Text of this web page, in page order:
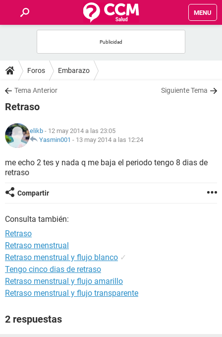
MENU
FOROS
SALUD
NUTRICIÓN
BIENESTAR
SEXUALIDAD
GLOSARIO
Foros Embarazo
Tema Anterior Siguiente Tema
Retraso
elikb - 12 may 2014 a las 23:05
Yasmin001 - 13 may 2014 a las 12:24
me echo 2 tes y nada q me baja el periodo tengo 8 dias de
retraso
Compartir
Consulta también:
Retraso
Retraso menstrual
Retraso menstrual y flujo blanco ✓
Tengo cinco dias de retraso
Retraso menstrual y flujo amarillo
Retraso menstrual y flujo transparente
2 respuestas